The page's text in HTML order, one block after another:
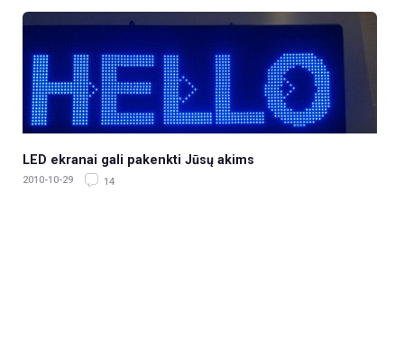
LED ekranai gali pakenkti Jūsų akims
2010-10-29 14